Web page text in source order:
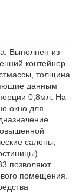
Выполнен из
контейнер
толщина
данным
0,8мл. На
окно для
салоны,
позволяют
помещения.